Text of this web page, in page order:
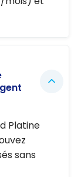
Platine
sans